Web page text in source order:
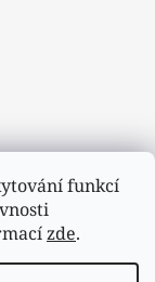
funkcí
zde.